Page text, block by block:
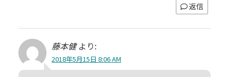
返信
藤本健 より:
2018年5月15日 8:06 AM